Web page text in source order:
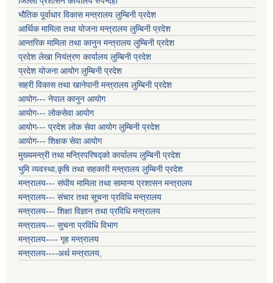
भौतिक पूर्वाधार विकास मन्त्रालय लुम्बिनी प्रदेश
आर्थिक मामिला तथा योजना मन्त्रालय लुम्बिनी प्रदेश
आन्तरिक मामिला तथा कानुन मन्त्रालय लुम्बिनी प्रदेश
प्रदेश लेखा नियंत्रण कार्यालय लुम्बिनी प्रदेश
प्रदेश योजना आयोग लुम्बिनी प्रदेश
सहरी विकास तथा खानेपानी मन्त्रालय लुम्बिनी प्रदेश
आयोग--- नेपाल कानुन आयोग
आयोग--- लोकसेवा आयोग
आयोग--- प्रदेश लोक सेवा आयोग लुम्बिनी प्रदेश
आयोग--- शिक्षक सेवा आयोग
मुख्यमन्त्री तथा मन्त्रिपरिषद्को कार्यालय लुम्बिनी प्रदेश
भुमि व्यवस्था,कृषि तथा सहकारी मन्त्रालय लुम्बिनी प्रदेश
मन्त्रालय--- संघीय मामिला तथा सामान्य प्रशासन मन्त्रालय
मन्त्रालय--- संचार तथा सूचना प्रविधि मन्त्रालय
मन्त्रालय--- शिक्षा विज्ञान तथा प्रविधि मन्त्रालय
मन्त्रालय--- सुचना प्रविधि विभाग
मन्त्रालय---- गृह मन्त्रालय
मन्त्रालय----अर्थ मन्त्रालय,